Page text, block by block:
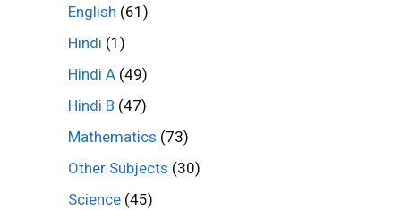
English (61)
Hindi (1)
Hindi A (49)
Hindi B (47)
Mathematics (73)
Other Subjects (30)
Science (45)